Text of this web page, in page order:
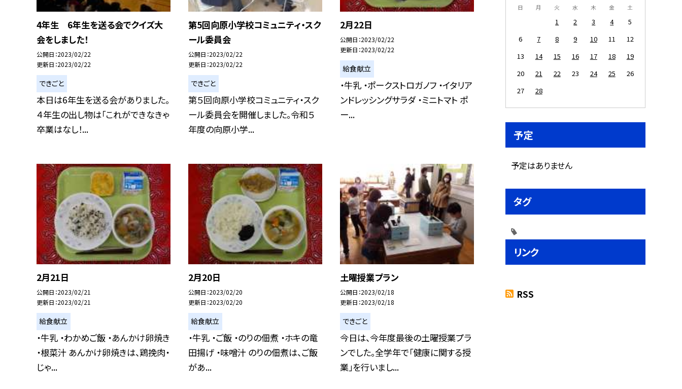
4年生 6年生を送る会でクイズ大
会をしました！
公開日 2023/02/22
更新日 2023/02/22
できごと
本日は6年生を送る会がありました。
４年生の出し物は「これができなきゃ
卒業はなし！...
第5回向原小学校コミュニティ・スク
ール委員会
公開日 2023/02/22
更新日 2023/02/22
できごと
第５回向原小学校コミュニティ・スク
ール委員会を開催しました。令和５
年度の向原小学...
2月22日
公開日 2023/02/22
更新日 2023/02/22
給食献立
・牛乳 ・ポークストロガノフ ・イタリア
ンドレッシングサラダ ・ミニトマト ポ
ー...
2月21日
公開日 2023/02/21
更新日 2023/02/21
給食献立
・牛乳 ・わかめご飯 ・あんかけ卵焼き
・根菜汁 あんかけ卵焼きは、鶏挽肉・
じゃ...
2月20日
公開日 2023/02/20
更新日 2023/02/20
給食献立
・牛乳 ・ご飯 ・のりの佃煮 ・ホキの竜
田揚げ ・味噌汁 のりの佃煮は、ご飯
があ...
土曜授業プラン
公開日 2023/02/18
更新日 2023/02/18
できごと
今日は、今年度最後の土曜授業プラ
ンでした。全学年で「健康に関する授
業」を行いまし...
日 月 火 水 木 金 土
1 2 3 4
5
6
7 8 9 10 11
12
13
14 15 16 17 18
19
20
21 22 23 24 25
26
27
28
予定
予定はありません
タグ
リンク
RSS